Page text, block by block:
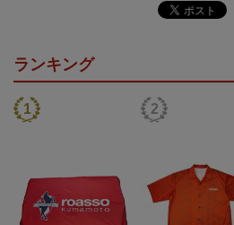
ランキング